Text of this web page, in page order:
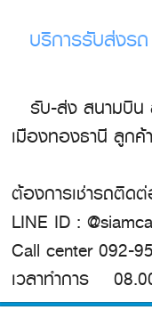
บริการรับส่งรถ
รับ-ส่ง สนามบิน
เมืองทองธานี ลูกค้
ต้องการเช่ารถติดต่
LINE ID :
Call center 092-
เวลาทำการ